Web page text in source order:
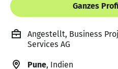
Ganzes
Angestellt, Business
Services AG
Pune, Indien